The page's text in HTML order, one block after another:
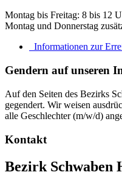
Montag bis Freitag: 8 bis 12
Montag und Donnerstag
Informationen zur
Gendern auf unseren
Auf den Seiten des Bezirks
gegendert. Wir weisen
alle Geschlechter (m/w/d)
Kontakt
Bezirk Schwaben